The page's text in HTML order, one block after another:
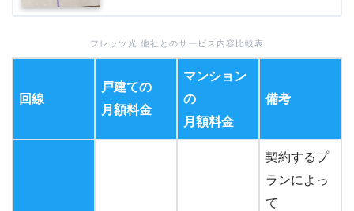
フレッツ光 他社とのサービス内容比較表
回線
戸建ての
月額料金
マンション
の
月額料金
備考
契約するプ
ランによっ
て